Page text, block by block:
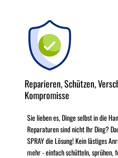
Reparieren, Schützen,
Kompromisse
Sie lieben es, Dinge selbst in die
Reparaturen sind nicht Ihr Ding?
SPRAY die Lösung! Kein lästiges
mehr - einfach schütteln, sprühen,